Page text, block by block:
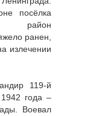
посёлка
район
ранен,
излечении
119-й
года –
Воевал